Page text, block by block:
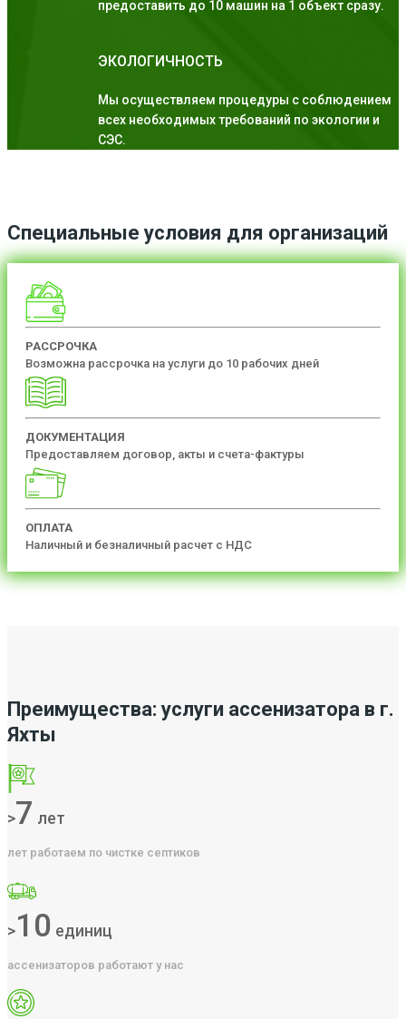
предоставить до 10 машин на 1 объект сразу.
ЭКОЛОГИЧНОСТЬ
Мы осуществляем процедуры с соблюдением
всех необходимых требований по экологии и
СЭС.
Специальные условия для организаций
РАССРОЧКА
Возможна рассрочка на услуги до 10 рабочих дней
ДОКУМЕНТАЦИЯ
Предоставляем договор, акты и счета-фактуры
ОПЛАТА
Наличный и безналичный расчет с НДС
Преимущества: услуги ассенизатора в г.
Яхты
>7 лет
лет работаем по чистке септиков
>10 единиц
ассенизаторов работают у нас